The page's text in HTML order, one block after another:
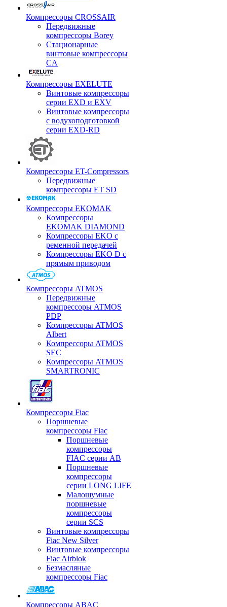
Компрессоры CROSSAIR
Передвижные
компрессоры Borey
Стационарные
винтовые компрессоры
CA
Компрессоры EXELUTE
Винтовые компрессоры
серии EXD и EXV
Винтовые компрессоры
с водухоподготовкой
серии EXD-RD
Компрессоры ET-Compressors
Передвижные
компрессоры ET SD
Компрессоры EKOMAK
Компрессоры
EKOMAK DIAMOND
Компрессоры EKO c
ременной передачей
Компрессоры EKO D с
прямым приводом
Компрессоры ATMOS
Передвижные
компрессоры ATMOS
PDP
Компрессоры ATMOS
Albert
Компрессоры ATMOS
SEC
Компрессоры ATMOS
SMARTRONIC
Компрессоры Fiac
Поршневые
компрессоры Fiac
Поршневые
компрессоры
FIAC серии AB
Поршневые
компрессоры
серии LONG LIFE
Малошумные
поршневые
компрессоры
серии SCS
Винтовые компрессоры
Fiac New Silver
Винтовые компрессоры
Fiac Airblok
Безмасляные
компрессоры Fiac
Компрессоры ABAC